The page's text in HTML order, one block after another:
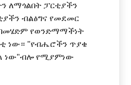
ለማጎልበት ፓርቲያችን
ብልፅግና የመደመር
በመሄድም የወንድማማችነት
ነው። "የብሔሮችን ጥያቄ
ነው"ብሎ የሚያምነው